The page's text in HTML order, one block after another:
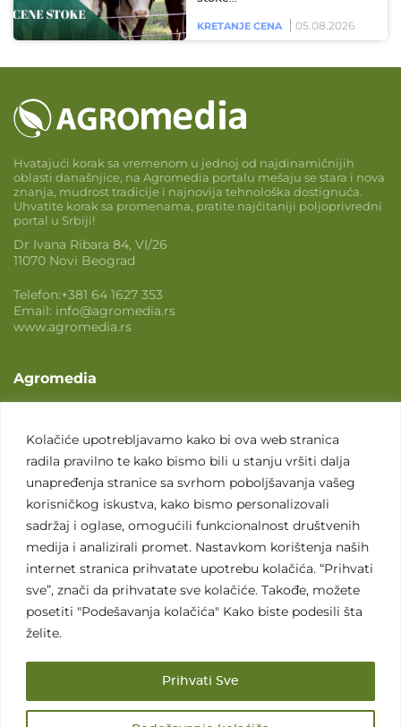
Kolačiće upotrebljavamo kako bi ova web stranica
radila pravilno te kako bismo bili u stanju vršiti dalja
unapređenja stranice sa svrhom poboljšavanja vašeg
korisničkog iskustva, kako bismo personalizovali
sadržaj i oglase, omogućili funkcionalnost društvenih
medija i analizirali promet. Nastavkom korištenja naših
internet stranica prihvatate upotrebu kolačića. “Prihvati
sve”, znači da prihvatate sve kolačiće. Takođe, možete
posetiti "Podešavanja kolačića" Kako biste podesili šta
želite.
Prihvati Sve
KRETANJE CENA 05.08.2026
Hvatajući korak sa vremenom u jednoj od najdinamičnijih
oblasti današnjice, na Agromedia portalu mešaju se stara i nova
znanja, mudrost tradicije i najnovija tehnološka dostignuća.
Uhvatite korak sa promenama, pratite najčitaniji poljoprivredni
portal u Srbiji!
Dr Ivana Ribara 84, VI/26
11070 Novi Beograd
Telefon:+381 64 1627 353
Email: info@agromedia.rs
www.agromedia.rs
Agromedia
Svet poljoprivrede
Marketing usluge
Tražimo saradnike
Kontakt
Kontakt
Sva prava zadržana. 2007 - 2026. © Agromedia d.o.o.